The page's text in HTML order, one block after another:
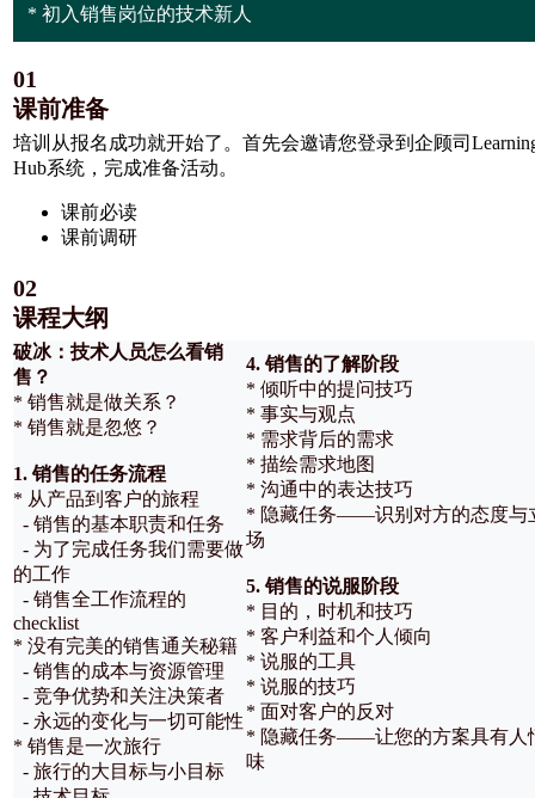
* 初入销售岗位的技术新人
01
课前准备
培训从报名成功就开始了。首先会邀请您登录到企顾司
Hub系统，完成准备活动。
课前必读
课前调研
02
课程大纲
破冰：技术人员怎么看销
售？
* 销售就是做关系？
* 销售就是忽悠？
1. 销售的任务流程
* 从产品到客户的旅程
- 销售的基本职责和任务
- 为了完成任务我们需要做
的工作
- 销售全工作流程的
checklist
* 没有完美的销售通关秘籍
- 销售的成本与资源管理
- 竞争优势和关注决策者
- 永远的变化与一切可能性
* 销售是一次旅行
- 旅行的大目标与小目标
4. 销售的了解阶段
* 倾听中的提问技巧
* 事实与观点
* 需求背后的需求
* 描绘需求地图
* 沟通中的表达技巧
* 隐藏任务——识别对方的态度与
场
5. 销售的说服阶段
* 目的，时机和技巧
* 客户利益和个人倾向
* 说服的工具
* 说服的技巧
* 面对客户的反对
* 隐藏任务——让您的方案具有人
味